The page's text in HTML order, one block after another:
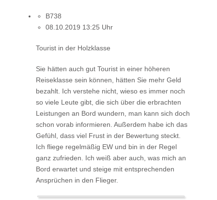
B738
08.10.2019 13:25 Uhr
Tourist in der Holzklasse
Sie hätten auch gut Tourist in einer höheren
Reiseklasse sein können, hätten Sie mehr Geld
bezahlt. Ich verstehe nicht, wieso es immer noch
so viele Leute gibt, die sich über die erbrachten
Leistungen an Bord wundern, man kann sich doch
schon vorab informieren. Außerdem habe ich das
Gefühl, dass viel Frust in der Bewertung steckt.
Ich fliege regelmäßig EW und bin in der Regel
ganz zufrieden. Ich weiß aber auch, was mich an
Bord erwartet und steige mit entsprechenden
Ansprüchen in den Flieger.